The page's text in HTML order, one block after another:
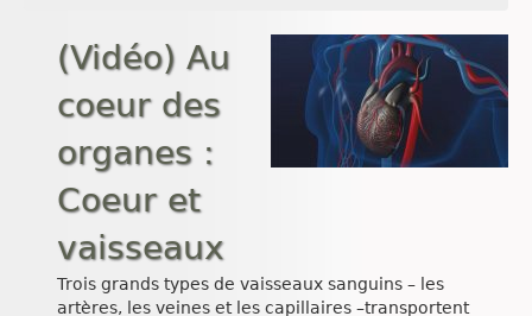
(Vidéo) Au
coeur des
organes :
Coeur et
vaisseaux
Trois grands types de vaisseaux sanguins – les
artères, les veines et les capillaires –transportent